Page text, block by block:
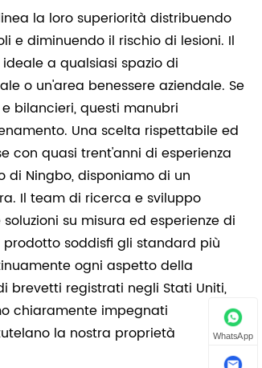
la loro superiorità distribuendo
e diminuendo il rischio di lesioni. Il
a qualsiasi spazio di
o un'area benessere aziendale. Se
bilancieri, questi manubri
Una scelta rispettabile ed
con quasi trent'anni di esperienza
di Ningbo, disponiamo di un
Il team di ricerca e sviluppo
su misura ed esperienze di
soddisfi gli standard più
ogni aspetto della
brevetti registrati negli Stati Uniti,
chiaramente impegnati
la nostra proprietà
WhatsApp